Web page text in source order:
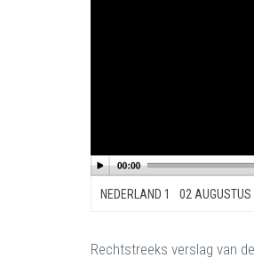
NEDERLAND 1 02
Rechtstreeks verslag van